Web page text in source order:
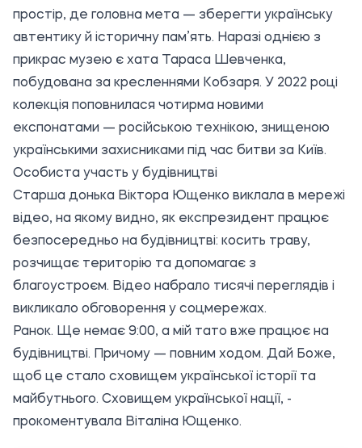
простір, де головна мета — зберегти українську
автентику й історичну пам’ять. Наразі однією з
прикрас музею є хата Тараса Шевченка,
побудована за кресленнями Кобзаря. У 2022 році
колекція поповнилася чотирма новими
експонатами — російською технікою, знищеною
українськими захисниками під час битви за Київ.
Особиста участь у будівництві
Старша донька Віктора Ющенко виклала в мережі
відео, на якому видно, як експрезидент працює
безпосередньо на будівництві: косить траву,
розчищає територію та допомагає з
благоустроєм. Відео набрало тисячі переглядів і
викликало обговорення у соцмережах.
Ранок. Ще немає 9:00, а мій тато вже працює на
будівництві. Причому — повним ходом. Дай Боже,
щоб це стало сховищем української історії та
майбутнього. Сховищем української нації, -
прокоментувала Віталіна Ющенко.